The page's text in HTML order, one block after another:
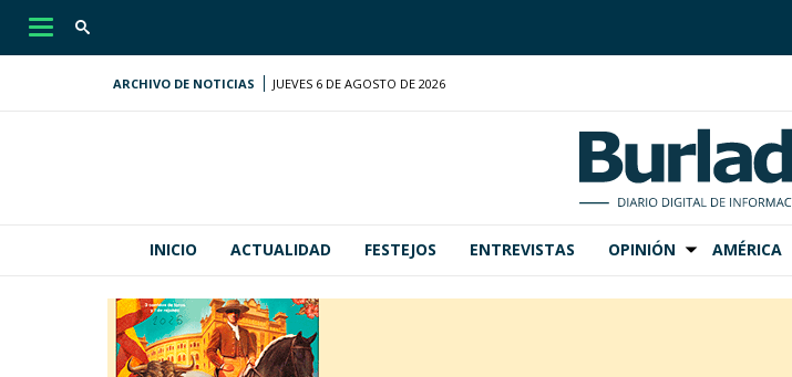
Desplegar
ARCHIVO DE NOTICIAS JUEVES 6 DE AGOSTO DE 2026
INICIO ACTUALIDAD FESTEJOS ENTREVISTAS OPINIÓN AMÉRICA